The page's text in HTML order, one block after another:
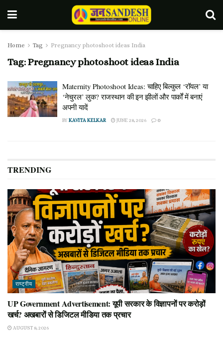
Home Tag Pregnancy photoshoot ideas India
Tag:Pregnancy photoshoot ideas India
Maternity Photoshoot Ideas: चाहिए बिल्कुल ‘रॉयल’ या
‘नेचुरल’ लुक? राजस्थान की इन झीलों और पार्कों में बनाएं
अपनी यादें
BYKAVITA KELKAR JUNE 28, 2026 0
TRENDING
राष्ट्रीय
UP Government Advertisement: यूपी सरकार के विज्ञापनों पर करोड़ों
खर्च? अखबारों से डिजिटल मीडिया तक प्रचार
AUGUST 8, 2026